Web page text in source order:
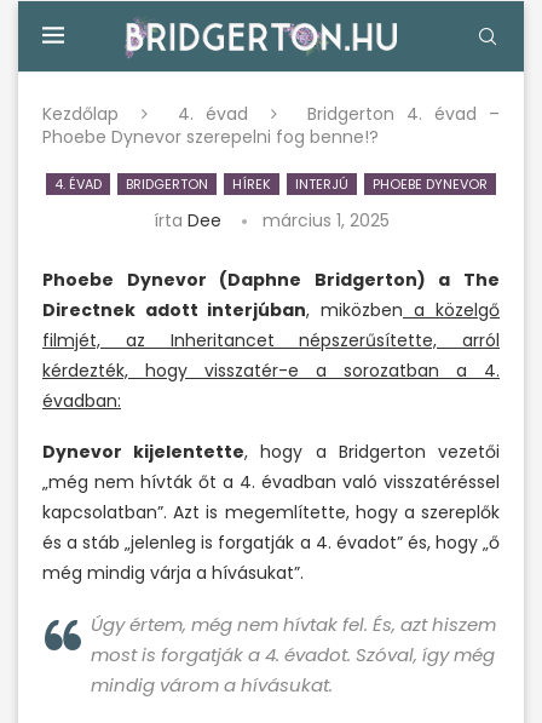
Kezdőlap 4. évad
Bridgerton 4. évad –
Phoebe Dynevor szerepelni fog benne!?
4. ÉVAD BRIDGERTON HÍREK INTERJÚ PHOEBE DYNEVOR
írta Dee március 1, 2025
Phoebe Dynevor (Daphne Bridgerton) a The
Directnek adott interjúban, miközben a közelgő
filmjét, az Inheritancet népszerűsítette, arról
kérdezték, hogy visszatér-e a sorozatban a 4.
évadban:
Dynevor kijelentette, hogy a Bridgerton vezetői
„még nem hívták őt a 4. évadban való visszatéréssel
kapcsolatban”. Azt is megemlítette, hogy a szereplők
és a stáb „jelenleg is forgatják a 4. évadot” és, hogy „ő
még mindig várja a hívásukat”.
Úgy értem, még nem hívtak fel. És, azt hiszem
most is forgatják a 4. évadot. Szóval, így még
mindig várom a hívásukat.